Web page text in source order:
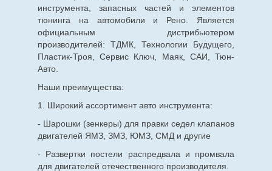
инструмента, запасных частей и элементов
тюнинга на автомобили и Рено. Является
официальным дистрибьютером
производителей: ТДМК, Технологии Будущего,
Пластик-Троя, Сервис Ключ, Маяк, САИ, Тюн-
Авто.
Наши преимущества:
1. Широкий ассортимент авто инструмента:
- Шарошки (зенкеры) для правки седел клапанов
двигателей ЯМЗ, ЗМЗ, ЮМЗ, СМД и другие
- Развертки постели распредвала и промвала
для двигателей отечественного производителя.